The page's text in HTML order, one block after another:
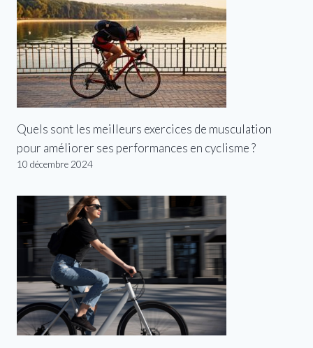
Quels sont les meilleurs exercices de musculation
pour améliorer ses performances en cyclisme ?
10 décembre 2024